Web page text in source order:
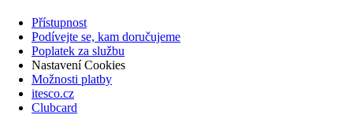
Přístupnost
Podívejte se, kam doručujeme
Poplatek za službu
Nastavení Cookies
Možnosti platby
itesco.cz
Clubcard